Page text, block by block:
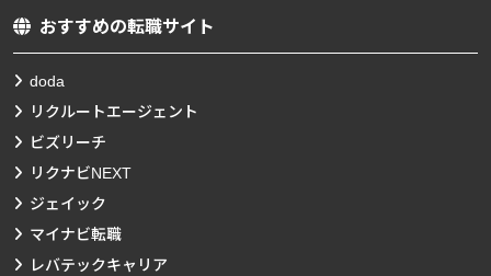
おすすめの転職サイト
doda
リクルートエージェント
ビズリーチ
リクナビNEXT
ジェイック
マイナビ転職
レバテックキャリア